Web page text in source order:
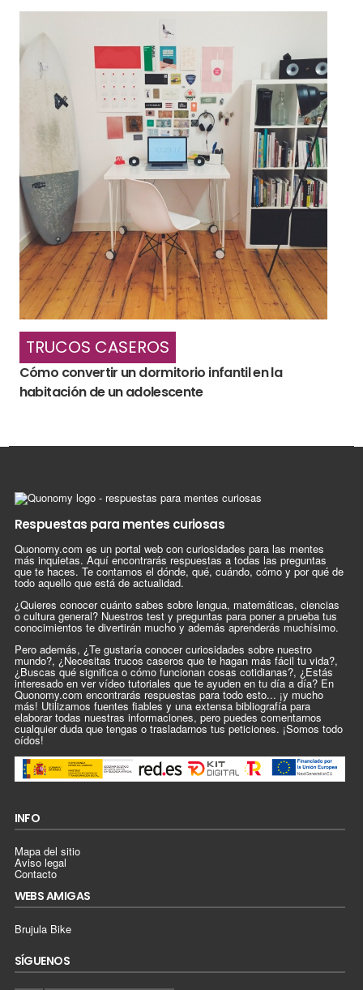
TRUCOS CASEROS
Cómo convertir un dormitorio infantil en la
habitación de un adolescente
Respuestas para mentes curiosas
Quonomy.com es un portal web con curiosidades para las mentes
más inquietas. Aquí encontrarás respuestas a todas las preguntas
que te haces. Te contamos el dónde, qué, cuándo, cómo y por qué de
todo aquello que está de actualidad.
¿Quieres conocer cuánto sabes sobre lengua, matemáticas, ciencias
o cultura general? Nuestros test y preguntas para poner a prueba tus
conocimientos te divertirán mucho y además aprenderás muchísimo.
Pero además, ¿Te gustaría conocer curiosidades sobre nuestro
mundo?, ¿Necesitas trucos caseros que te hagan más fácil tu vida?,
¿Buscas qué significa o cómo funcionan cosas cotidianas?, ¿Estás
interesado en ver vídeo tutoriales que te ayuden en tu día a día? En
Quonomy.com encontrarás respuestas para todo esto... ¡y mucho
más! Utilizamos fuentes fiables y una extensa bibliografía para
elaborar todas nuestras informaciones, pero puedes comentarnos
cualquier duda que tengas o trasladarnos tus peticiones. ¡Somos todo
oídos!
INFO
Mapa del sitio
Aviso legal
Contacto
WEBS AMIGAS
Brujula Bike
SÍGUENOS